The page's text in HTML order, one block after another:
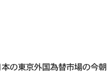
の東京外国為替市場の今朝